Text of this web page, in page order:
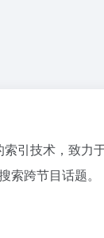
引技术，致
跨节目话题。